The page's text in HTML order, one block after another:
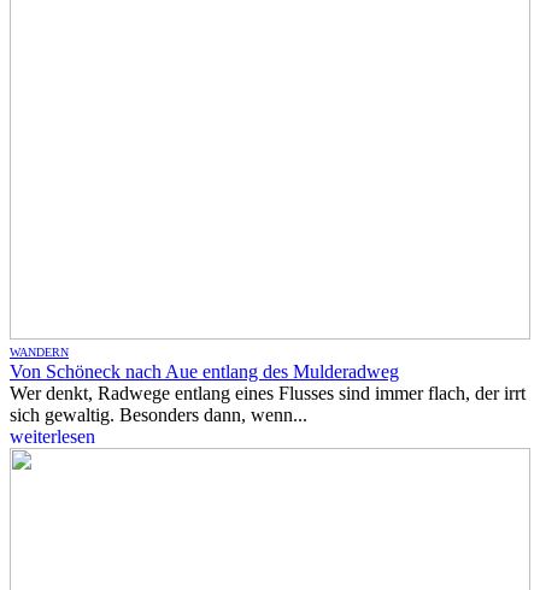
WANDERN
Von Schöneck nach Aue entlang des Mulderadweg
Wer denkt, Radwege entlang eines Flusses sind immer flach, der irrt
sich gewaltig. Besonders dann, wenn...
weiterlesen